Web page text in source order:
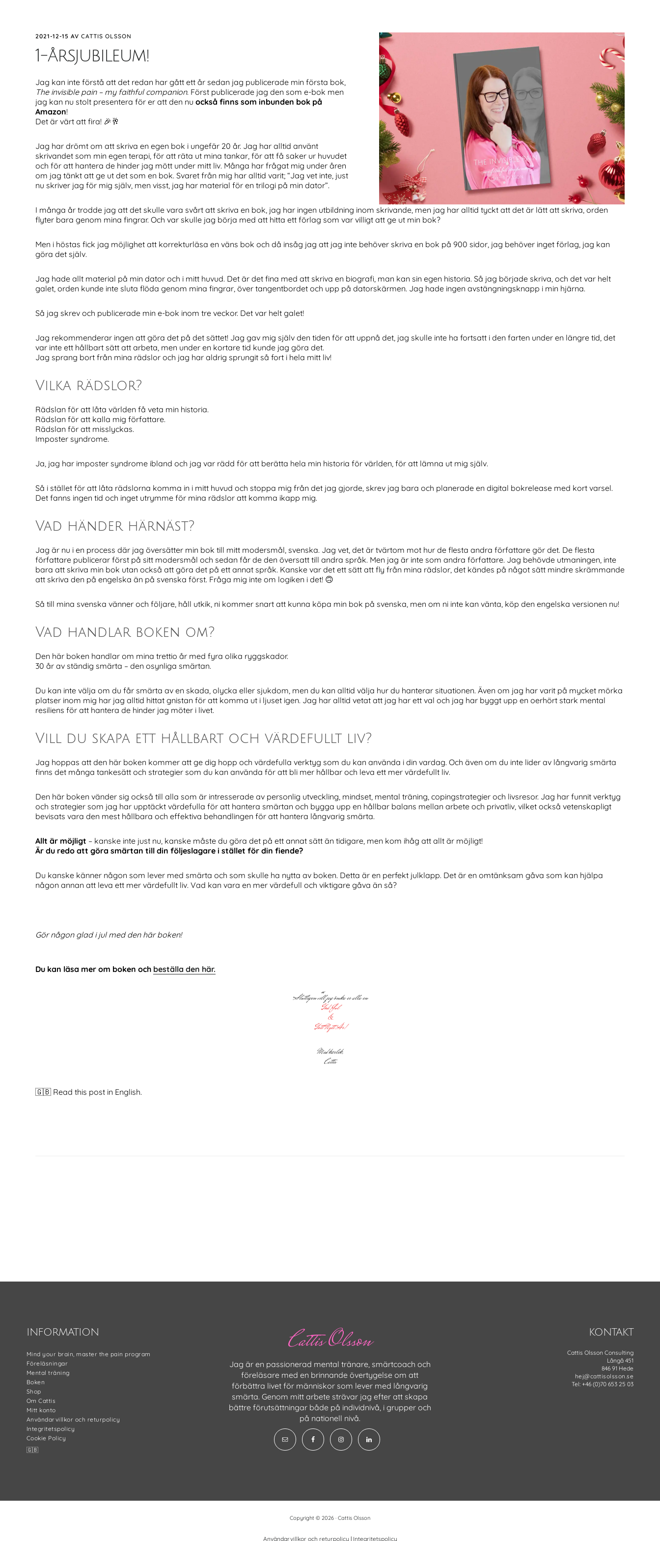
2021-12-15 AV CATTIS OLSSON
1-årsjubileum!
Jag kan inte förstå att det redan har gått ett år sedan jag publicerade min första bok,
The invisible pain – my faithful companion. Först publicerade jag den som e-bok men
jag kan nu stolt presentera för er att den nu också finns som inbunden bok på
Amazon!
Det är värt att fira! 🎉🥂
Jag har drömt om att skriva en egen bok i ungefär 20 år. Jag har alltid använt
skrivandet som min egen terapi, för att räta ut mina tankar, för att få saker ur huvudet
och för att hantera de hinder jag mött under mitt liv. Många har frågat mig under åren
om jag tänkt att ge ut det som en bok. Svaret från mig har alltid varit; “Jag vet inte, just
nu skriver jag för mig själv, men visst, jag har material för en trilogi på min dator”.
I många år trodde jag att det skulle vara svårt att skriva en bok, jag har ingen utbildning inom skrivande, men jag har alltid tyckt att det är lätt att skriva, orden
flyter bara genom mina fingrar. Och var skulle jag börja med att hitta ett förlag som var villigt att ge ut min bok?
Men i höstas fick jag möjlighet att korrekturläsa en väns bok och då insåg jag att jag inte behöver skriva en bok på 900 sidor, jag behöver inget förlag, jag kan
göra det själv.
Jag hade allt material på min dator och i mitt huvud. Det är det fina med att skriva en biografi, man kan sin egen historia. Så jag började skriva, och det var helt
galet, orden kunde inte sluta flöda genom mina fingrar, över tangentbordet och upp på datorskärmen. Jag hade ingen avstängningsknapp i min hjärna.
Så jag skrev och publicerade min e-bok inom tre veckor. Det var helt galet!
Jag rekommenderar ingen att göra det på det sättet! Jag gav mig själv den tiden för att uppnå det, jag skulle inte ha fortsatt i den farten under en längre tid, det
var inte ett hållbart sätt att arbeta, men under en kortare tid kunde jag göra det.
Jag sprang bort från mina rädslor och jag har aldrig sprungit så fort i hela mitt liv!
Vilka rädslor?
Rädslan för att låta världen få veta min historia.
Rädslan för att kalla mig författare.
Rädslan för att misslyckas.
Imposter syndrome.
Ja, jag har imposter syndrome ibland och jag var rädd för att berätta hela min historia för världen, för att lämna ut mig själv.
Så i stället för att låta rädslorna komma in i mitt huvud och stoppa mig från det jag gjorde, skrev jag bara och planerade en digital bokrelease med kort varsel.
Det fanns ingen tid och inget utrymme för mina rädslor att komma ikapp mig.
Vad händer härnäst?
Jag är nu i en process där jag översätter min bok till mitt modersmål, svenska. Jag vet, det är tvärtom mot hur de flesta andra författare gör det. De flesta
författare publicerar först på sitt modersmål och sedan får de den översatt till andra språk. Men jag är inte som andra författare. Jag behövde utmaningen, inte
bara att skriva min bok utan också att göra det på ett annat språk. Kanske var det ett sätt att fly från mina rädslor, det kändes på något sätt mindre skrämmande
att skriva den på engelska än på svenska först. Fråga mig inte om logiken i det! 🙃
Så till mina svenska vänner och följare, håll utkik, ni kommer snart att kunna köpa min bok på svenska, men om ni inte kan vänta, köp den engelska versionen nu!
Vad handlar boken om?
Den här boken handlar om mina trettio år med fyra olika ryggskador.
30 år av ständig smärta – den osynliga smärtan.
Du kan inte välja om du får smärta av en skada, olycka eller sjukdom, men du kan alltid välja hur du hanterar situationen. Även om jag har varit på mycket mörka
platser inom mig har jag alltid hittat gnistan för att komma ut i ljuset igen. Jag har alltid vetat att jag har ett val och jag har byggt upp en oerhört stark mental
resiliens för att hantera de hinder jag möter i livet.
Vill du skapa ett hållbart och värdefullt liv?
Jag hoppas att den här boken kommer att ge dig hopp och värdefulla verktyg som du kan använda i din vardag. Och även om du inte lider av långvarig smärta
finns det många tankesätt och strategier som du kan använda för att bli mer hållbar och leva ett mer värdefullt liv.
Den här boken vänder sig också till alla som är intresserade av personlig utveckling, mindset, mental träning, copingstrategier och livsresor. Jag har funnit verktyg
och strategier som jag har upptäckt värdefulla för att hantera smärtan och bygga upp en hållbar balans mellan arbete och privatliv, vilket också vetenskapligt
bevisats vara den mest hållbara och effektiva behandlingen för att hantera långvarig smärta.
Allt är möjligt – kanske inte just nu, kanske måste du göra det på ett annat sätt än tidigare, men kom ihåg att allt är möjligt!
Är du redo att göra smärtan till din följeslagare i stället för din fiende?
Du kanske känner någon som lever med smärta och som skulle ha nytta av boken. Detta är en perfekt julklapp. Det är en omtänksam gåva som kan hjälpa
någon annan att leva ett mer värdefullt liv. Vad kan vara en mer värdefull och viktigare gåva än så?
Gör någon glad i jul med den här boken!
Du kan läsa mer om boken och beställa den här.
Slutligen vill jag önska er alla en
God Jul
&
Gott Nytt År!
Med kärlek,
Cattis
🇬🇧 Read this post in English.
INFORMATION
Mind your brain, master the pain program
Föreläsningar
Mental träning
Boken
Shop
Om Cattis
Mitt konto
Användarvillkor och returpolicy
Integritetspolicy
Cookie Policy
🇬🇧
Cattis Olsson
Jag är en passionerad mental tränare, smärtcoach och
föreläsare med en brinnande övertygelse om att
förbättra livet för människor som lever med långvarig
smärta. Genom mitt arbete strävar jag efter att skapa
bättre förutsättningar både på individnivå, i grupper och
på nationell nivå.
KONTAKT
Cattis Olsson Consulting
Långå 451
846 91 Hede
hej@cattisolsson.se
Tel: +46 (0)70 653 25 03
Copyright © 2026 · Cattis Olsson
Användarvillkor och returpolicy | Integritetspolicy